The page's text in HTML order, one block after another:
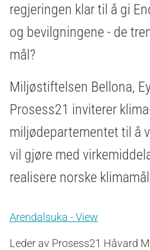
regjeringen klar til å gi
og bevilgningene - de
mål?
Miljøstiftelsen Bellona,
Prosess21 inviterer
miljødepartementet til å
vil gjøre med
realisere norske
Arendalsuka - View
Leder av Prosess21 Håvard